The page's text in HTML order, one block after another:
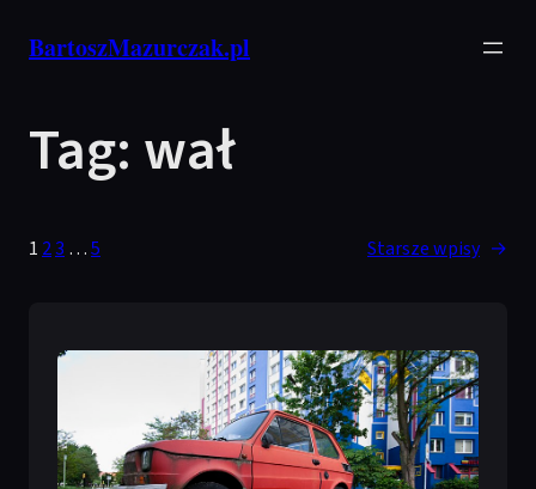
BartoszMazurczak.pl
Tag: wał
1 23 …5 Starsze wpisy →